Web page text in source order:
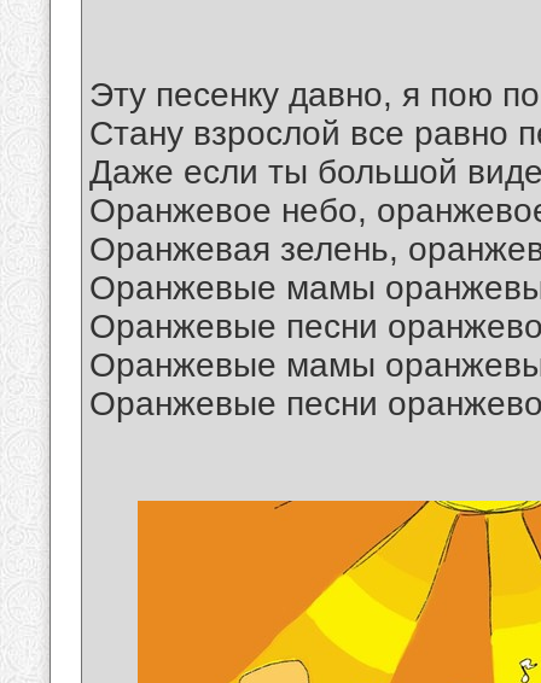
Эту песенку давно, я пою
Стану взрослой все равно
Даже если ты большой
Оранжевое небо,
Оранжевая зелень,
Оранжевые мамы
Оранжевые песни
Оранжевые мамы
Оранжевые песни